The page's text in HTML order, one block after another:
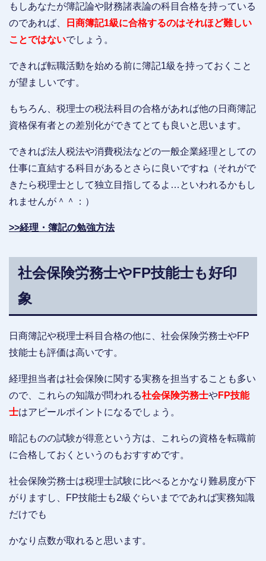
もしあなたが簿記論や財務諸表論の科目合格を持っている
のであれば、
日商簿記1級に合格するのはそれほど難しい
ことではないでしょう。
できれば転職活動を始める前に簿記1級を持っておくこと
が望ましいです。
もちろん、税理士の税法科目の合格があれば他の日商簿記
資格保有者との差別化ができてとても良いと思います。
できれば法人税法や消費税法などの一般企業経理としての
仕事に直結する科目があるとさらに良いですね（それがで
きたら税理士として独立目指してるよ…といわれるかもし
れませんが＾＾：）
>>経理・簿記の勉強方法
社会保険労務士やFP技能士も好印
象
日商簿記や税理士科目合格の他に、社会保険労務士やFP
技能士も評価は高いです。
経理担当者は社会保険に関する実務を担当することも多い
ので、これらの知識が問われる社会保険労務士やFP技能
士はアピールポイントになるでしょう。
暗記ものの試験が得意という方は、これらの資格を転職前
に合格しておくというのもおすすめです。
社会保険労務士は税理士試験に比べるとかなり難易度が下
がりますし、FP技能士も2級ぐらいまでであれば実務知識
だけでも
かなり点数が取れると思います。